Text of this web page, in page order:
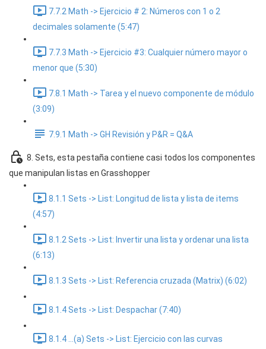
7.7.2 Math -> Ejercicio # 2: Números con 1 o 2
decimales solamente (5:47)
7.7.3 Math -> Ejercicio #3: Cualquier número mayor o
menor que (5:30)
7.8.1 Math -> Tarea y el nuevo componente de módulo
(3:09)
7.9.1 Math -> GH Revisión y P&R = Q&A
8. Sets, esta pestaña contiene casi todos los componentes
que manipulan listas en Grasshopper
8.1.1 Sets -> List: Longitud de lista y lista de items
(4:57)
8.1.2 Sets -> List: Invertir una lista y ordenar una lista
(6:13)
8.1.3 Sets -> List: Referencia cruzada (Matrix) (6:02)
8.1.4 Sets -> List: Despachar (7:40)
8.1.4 ...(a) Sets -> List: Ejercicio con las curvas